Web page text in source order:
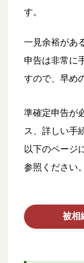
す。
一見余裕があ
申告は非常に
すので、早め
準確定申告が
ス、詳しい手
以下のページ
参照ください。
被相